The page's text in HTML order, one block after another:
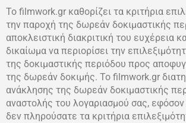
Το filmwork.gr καθορίζει τα κριτήρια
την παροχή της δωρεάν δοκιμαστικής
αποκλειστική διακριτική του ευχέρεια
δικαίωμα να περιορίσει την
της δοκιμαστικής περιόδου προς
της δωρεάν δοκιμής. Το filmwork.gr
ανάκλησης της δωρεάν δοκιμαστικής
αναστολής του λογαριασμού σας, εφόσον
δεν πληρούσατε τα κριτήρια